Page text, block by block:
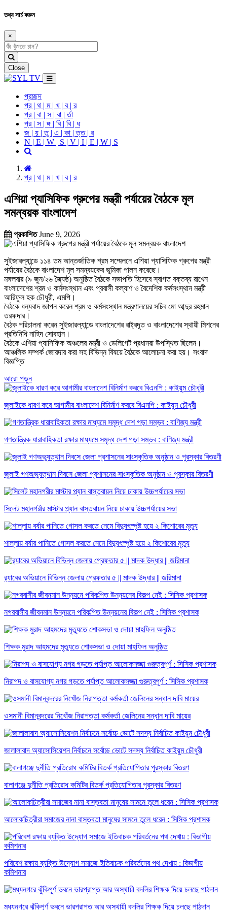
তথ্য সার্চ করুন
×
Close
প্রচ্ছদ
প্র | থ | ম | খ | ব | র
প্র | বা | স | বা | র্তা
প্র | স | ঙ্গ | বি | বি | ধ
জ | য় | তু | এ | কা | ত্ত | র
N | E | W | S | V | I | E | W | S
প্র | থ | ম | খ | ব | র
এশিয়া প্যাসিফিক গ্রুপের মন্ত্রী পর্যায়ের বৈঠকে মূল
সমন্বয়ক বাংলাদেশ
প্রকাশিতJune 9, 2026
সুইজারল্যান্ডে ১১৪ তম আন্তর্জাতিক শ্রম সম্মেলনে এশিয়া প্যাসিফিক গ্রুপের মন্ত্রী
পর্যায়ের বৈঠকে বাংলাদেশ মূল সমন্বয়কের ভূমিকা পালন করেছে।
মঙ্গলবার (৯ জুন/২৬ জ্যৈষ্ঠ) অনুষ্ঠিত বৈঠকে সভাপতি হিসেবে স্বাগত বক্তব্য রাখেন
বাংলাদেশের শ্রম ও কর্মসংস্থান এবং প্রবাসী কল্যাণ ও বৈদেশিক কর্মসংস্থান মন্ত্রী
আরিফুল হক চৌধুরী, এমপি।
বৈঠকে ধন্যবাদ জ্ঞাপন করেন শ্রম ও কর্মসংস্থান মন্ত্রণালয়ের সচিব মো আব্দুর রহমান
তরফদার।
বৈঠক পরিচালনা করেন সুইজারল্যান্ডে বাংলাদেশের রাষ্ট্রদূত ও বাংলাদেশের স্থায়ী মিশনের
প্রতিনিধি নাহিদ সোবহান।
বৈঠকে এশিয়া প্যাসিফিক অঞ্চলের মন্ত্রী ও ডেলিগেট প্রধানরা উপস্থিত ছিলেন।
আঞ্চলিক সম্পর্ক জোরদার করা সহ বিভিন্ন বিষয়ে বৈঠকে আলোচনা করা হয়। সংবাদ
বিজ্ঞপ্তি
আরো পড়ুন
জুলাইকে ধারণ করে আগামীর বাংলাদেশ বিনির্মাণ করবে বিএনপি : কাইয়ুম চৌধুরী
গণতান্ত্রিক ধারাবাহিকতা রক্ষার মাধ্যমে সমৃদ্ধ দেশ গড়া সম্ভব : বাণিজ্য মন্ত্রী
জুলাই গণঅভ্যুত্থান দিবসে জেলা প্রশাসনের সাংস্কৃতিক অনুষ্ঠান ও পুরস্কার বিতরণী
সিলেট মহানগরীর মাস্টার প্ল্যান বাস্তবায়ন নিয়ে ঢাকায় উচ্চপর্যায়ের সভা
শাল্লায় বর্ষার পানিতে গোসল করতে নেমে বিদ্যুৎস্পৃষ্ট হয়ে ২ কিশোরের মৃত্যু
র‌্যাবের অভিয়ানে বিভিন্ন জেলায় গ্রেফতার ৫ || মাদক উদ্ধার || জরিমানা
নগরবাসীর জীবনমান উন্নয়নে পরিকল্পিত উন্নয়নের বিকল্প নেই : সিসিক প্রশাসক
শিক্ষক মুরাদ আহমদের মৃত্যুতে শোকসভা ও দোয়া মাহফিল অনুষ্ঠিত
নিরাপদ ও বাসযোগ্য নগর গড়তে পর্যাপ্ত আলোকসজ্জা গুরুত্বপূর্ণ : সিসিক প্রশাসক
ওসমানী বিমানবন্দরের নিখোঁজ নিরাপত্তা কর্মকর্তা জেলিনের সন্ধান দাবি মায়ের
জালালাবাদ অ্যাসোসিয়েশন নির্বাচনে সর্বোচ্চ ভোটে সদস্য নির্বাচিত কাইয়ুম চৌধুরী
বালাগঞ্জে দুর্নীতি প্রতিরোধ কমিটির বিতর্ক প্রতিযোগিতার পুরস্কার বিতরণ
আলোকচিত্রীরা সমাজের নানা বাস্তবতা মানুষের সামনে তুলে ধরেন : সিসিক প্রশাসক
পরিবেশ রক্ষায় ব্যক্তি উদ্যোগ সমাজে ইতিবাচক পরিবর্তনের পথ দেখায় : বিভাগীয়
কমিশনার
মধ্যনগরে ঝুঁকিপূর্ণ ভবনে ভারপ্রাপ্ত আর অস্থায়ী বদলির শিক্ষক দিয়ে চলছে পাঠদান